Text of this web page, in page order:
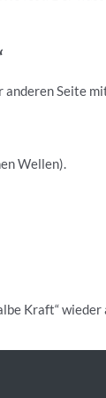
Seite
Wellen).
Kraft“